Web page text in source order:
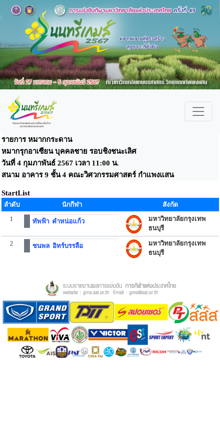
รายการ หมากกระดาน
หมากรุกอาเซียน บุคคลชาย รอบชิงชนะเลิศ
วันที่ 4 กุมภาพันธ์ 2567 เวลา 11:00 น.
สนาม อาคาร 9 ชั้น 4 คณะวิศวกรรมศาสตร์ กำแพงแสน
StartList
ลำดับ นักกีฬา
สังกัด
1
ทัพฟ้า คำหน่อแก้ว
มหาวิทยาลัยกรุงเทพ
ธนบุรี
2 ชนพล อิทร์บรรลือ
มหาวิทยาลัยกรุงเทพ
ธนบุรี